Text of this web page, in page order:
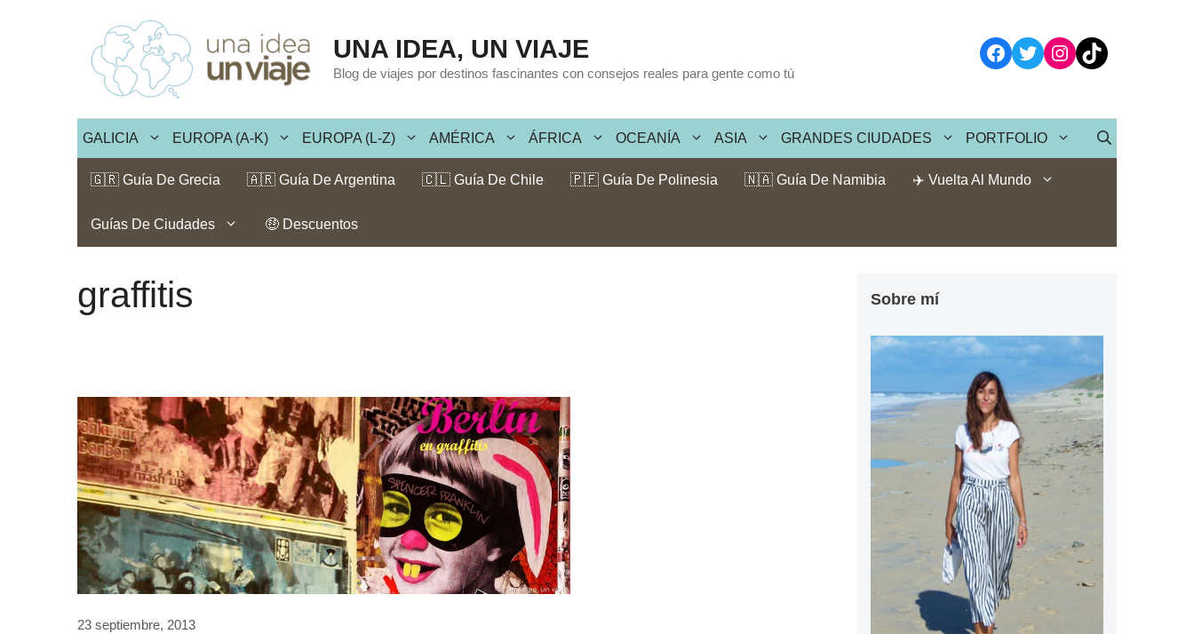
contenido
UNA IDEA, UN VIAJE
Blog de viajes por destinos fascinantes con consejos reales para gente como tú
Facebook
TwitterInstagram
TikTok
GALICIA EUROPA (A-K) EUROPA (L-Z) AMÉRICA ÁFRICA OCEANÍA ASIA GRANDES CIUDADES PORTFOLIO
🇬🇷 Guía De Grecia 🇦🇷 Guía De Argentina 🇨🇱 Guía De Chile 🇵🇫 Guía De Polinesia 🇳🇦 Guía De Namibia ✈️ Vuelta Al Mundo
Guías De Ciudades 🤑 Descuentos
graffitis
23 septiembre, 2013
Sobre mí